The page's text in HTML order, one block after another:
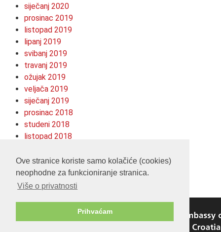
Ove stranice koriste samo kolačiće (cookies)
neophodne za funkcioniranje stranica.
Više o privatnosti
Prihvaćam
siječanj 2020
prosinac 2019
listopad 2019
lipanj 2019
svibanj 2019
travanj 2019
ožujak 2019
veljača 2019
siječanj 2019
prosinac 2018
studeni 2018
listopad 2018
srpanj 2018